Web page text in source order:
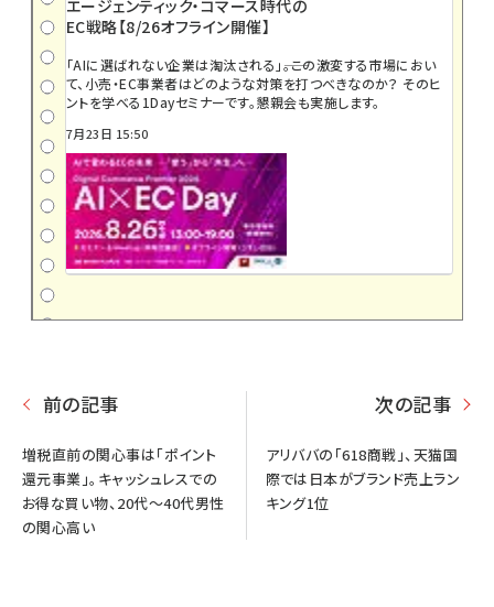
エージェンティック・コマース時代の
EC戦略【8/26オフライン開催】
「AIに選ばれない企業は淘汰される」――。この激変する市場におい
て、小売・EC事業者はどのような対策を打つべきなのか？ そのヒ
ントを学べる1Dayセミナーです。懇親会も実施します。
7月23日 15:50
前の記事
増税直前の関心事は「ポイント
還元事業」。キャッシュレスでの
お得な買い物、20代～40代男性
の関心高い
次の記事
アリババの「618商戦」、天猫国
際では日本がブランド売上ラン
キング1位